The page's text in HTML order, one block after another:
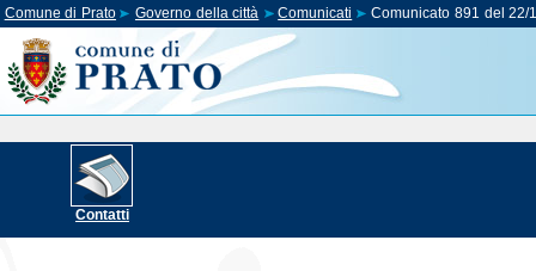
Comune di Prato Governo della città Comunicati Comunicato 891 del 22/
Contatti